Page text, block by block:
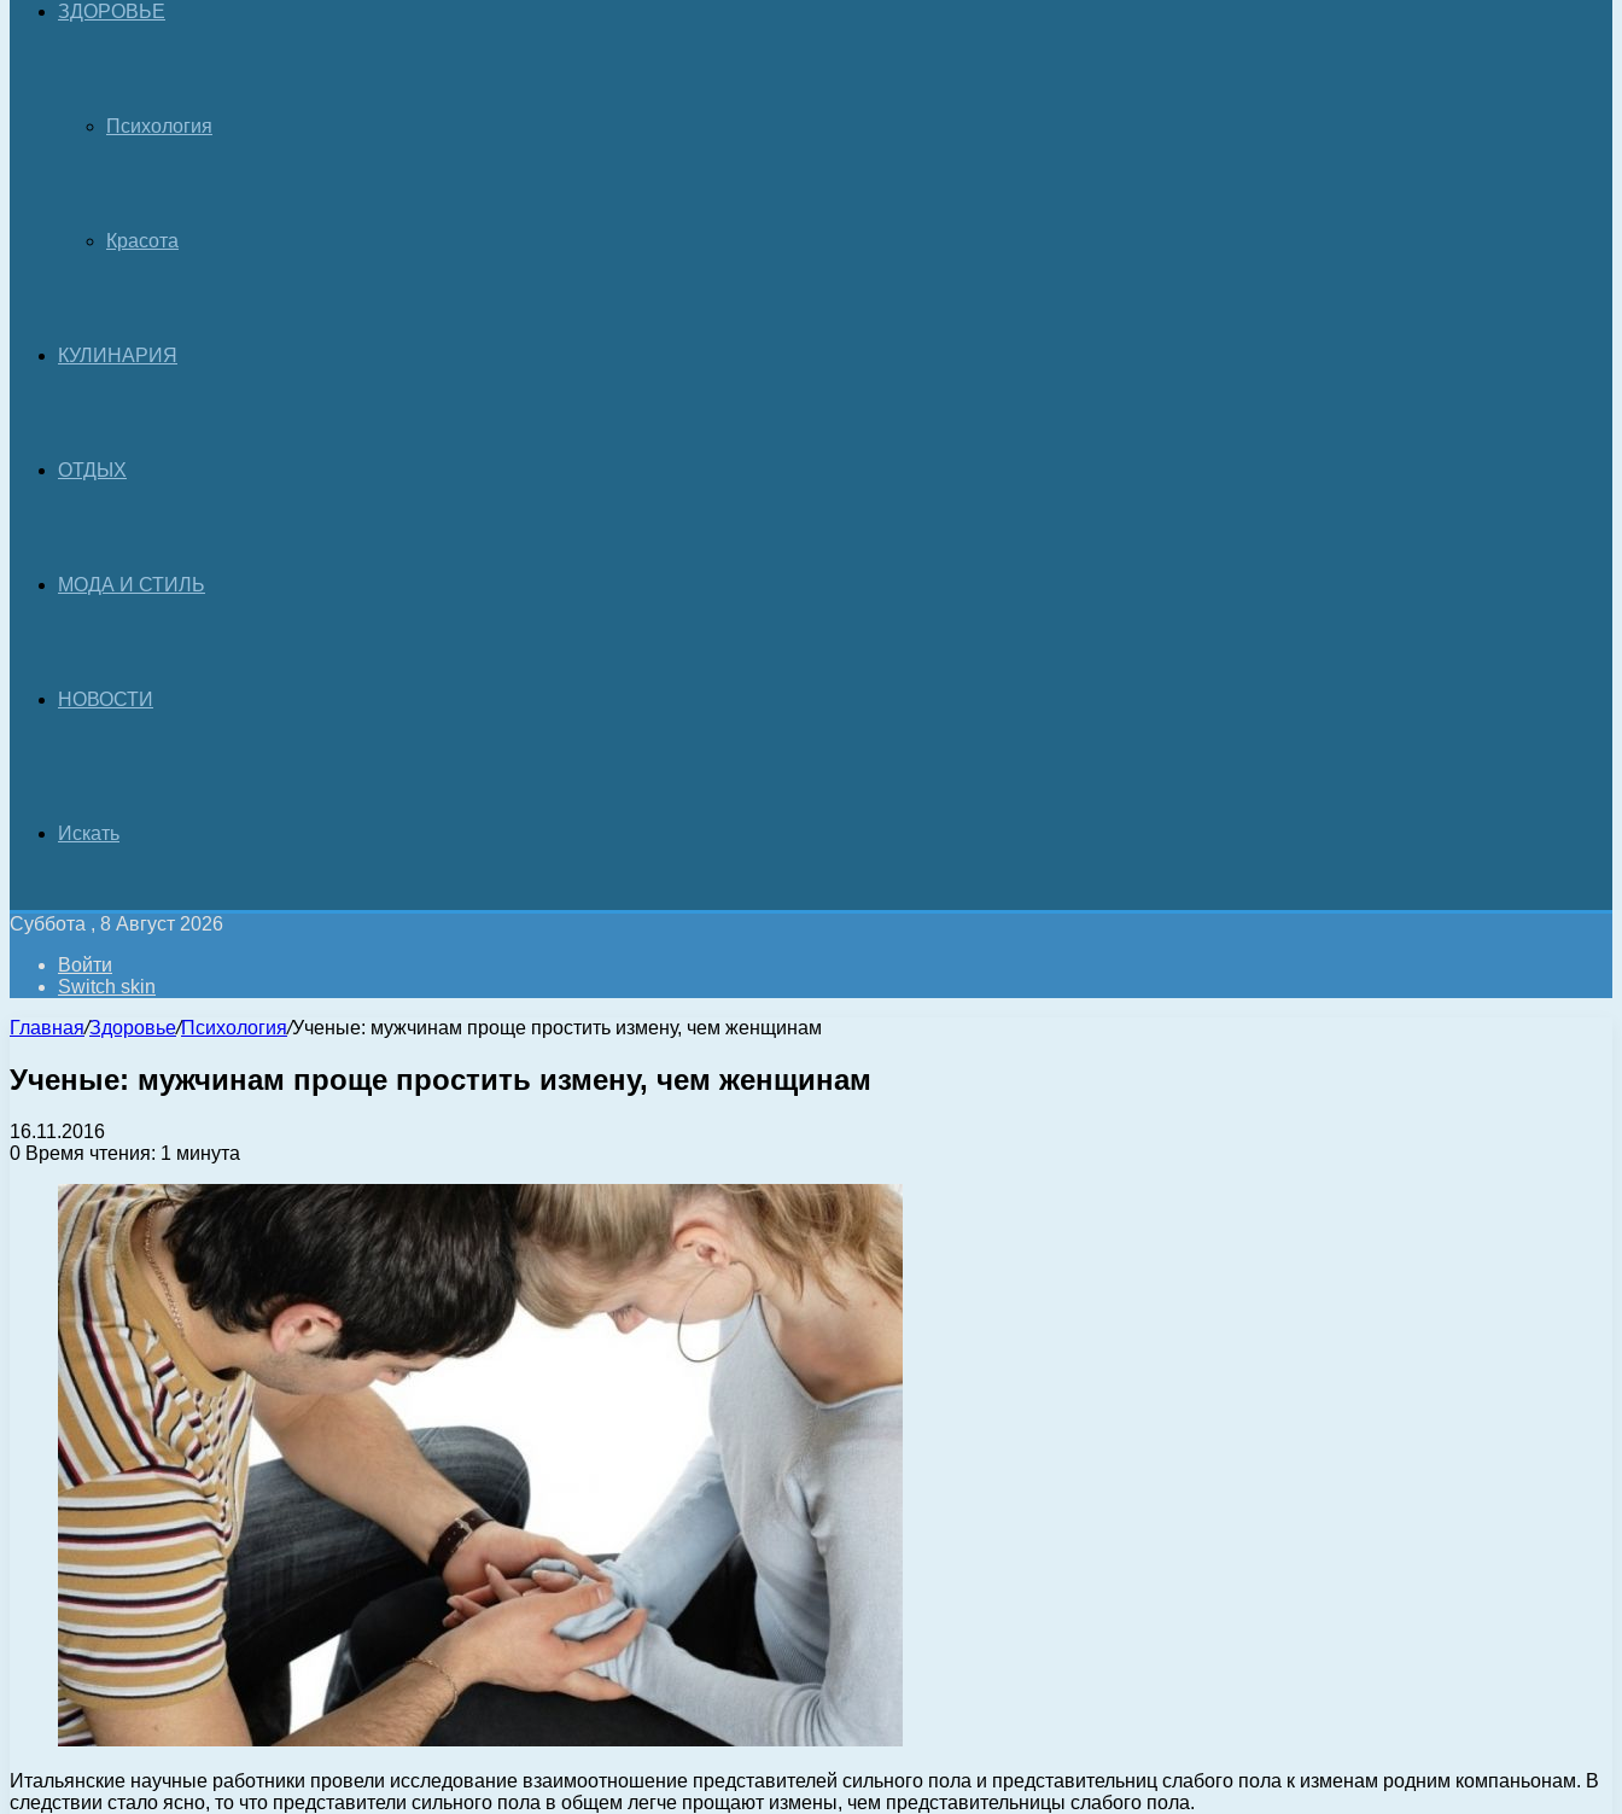
ЗДОРОВЬЕ
Психология
Красота
КУЛИНАРИЯ
ОТДЫХ
МОДА И СТИЛЬ
НОВОСТИ
Искать
Суббота , 8 Август 2026
Войти
Switch skin
Главная/Здоровье/Психология/Ученые: мужчинам проще простить измену, чем женщинам
Ученые: мужчинам проще простить измену, чем женщинам
16.11.2016
0 Время чтения: 1 минута
Итальянские научные работники провели исследование взаимоотношение представителей сильного пола и представительниц слабого пола к изменам родним компаньонам. В
следствии стало ясно, то что представители сильного пола в общем легче прощают измены, чем представительницы слабого пола.